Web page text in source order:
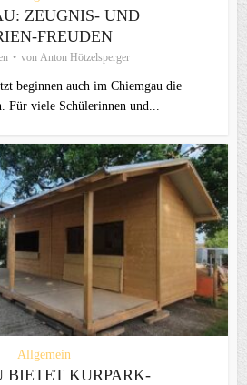
ZEUGNIS- UND
FREUDEN
von Anton Hötzelsperger
beginnen auch im Chiemgau die
Für viele Schülerinnen und...
Allgemein
BIETET KURPARK-